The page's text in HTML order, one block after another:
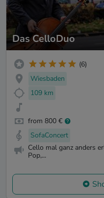
Das CelloDuo
(6)
Wiesbaden
109 km
from 800 €
SofaConcert
Cello mal ganz anders
Pop,...